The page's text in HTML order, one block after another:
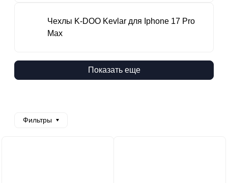
Чехлы K-DOO Kevlar для Iphone 17 Pro
Max
Показать еще
Фильтры